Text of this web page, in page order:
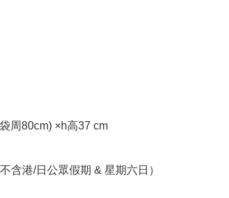
周80cm) ×h高37 cm
含港/日公眾假期 & 星期六日）